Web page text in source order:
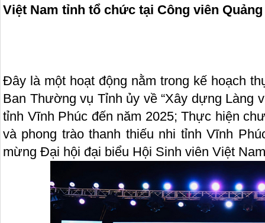
Việt Nam tỉnh tổ chức tại Công viên
Đây là một hoạt động nằm trong kế hoạch
Ban Thường vụ Tỉnh ủy về “Xây dựng Làng
tỉnh Vĩnh Phúc đến năm 2025; Thực hiện
và phong trào thanh thiếu nhi tỉnh Vĩnh
mừng Đại hội đại biểu Hội Sinh viên Việt